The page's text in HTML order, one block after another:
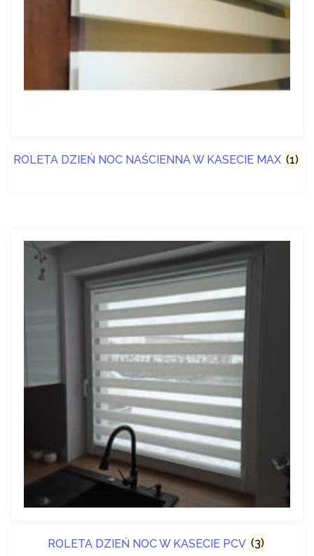
ROLETA DZIEŃ NOC NAŚCIENNA W KASECIE MAX (1)
ROLETA DZIEŃ NOC W KASECIE PCV (3)